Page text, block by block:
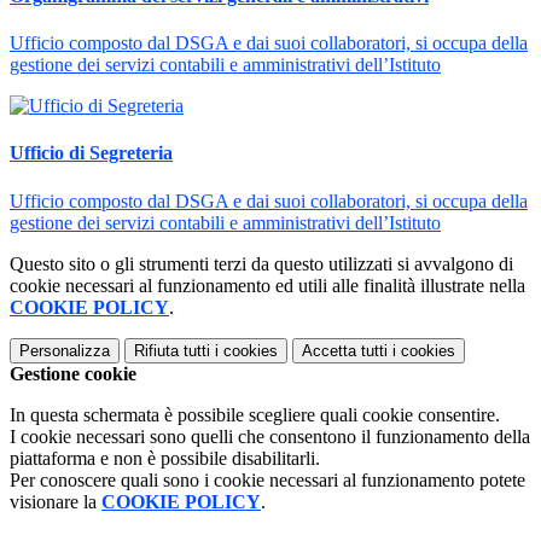
Ufficio composto dal DSGA e dai suoi collaboratori, si occupa della
gestione dei servizi contabili e amministrativi dell’Istituto
Ufficio di Segreteria
Ufficio composto dal DSGA e dai suoi collaboratori, si occupa della
gestione dei servizi contabili e amministrativi dell’Istituto
Questo sito o gli strumenti terzi da questo utilizzati si avvalgono di
cookie necessari al funzionamento ed utili alle finalità illustrate nella
COOKIE POLICY.
Personalizza Rifiuta tutti i cookies Accetta tutti i cookies
Gestione cookie
In questa schermata è possibile scegliere quali cookie consentire.
I cookie necessari sono quelli che consentono il funzionamento della
piattaforma e non è possibile disabilitarli.
Per conoscere quali sono i cookie necessari al funzionamento potete
visionare la COOKIE POLICY.